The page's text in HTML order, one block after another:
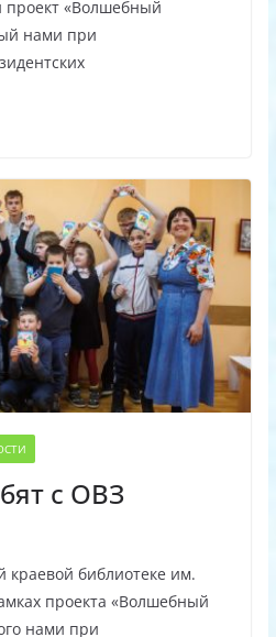
проект «Волшебный
нами при
с ОВЗ
краевой библиотеке им.
проекта «Волшебный
нами при